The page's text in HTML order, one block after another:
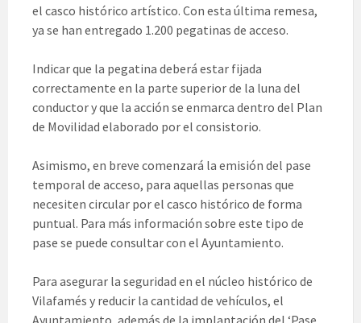
el casco histórico artístico. Con esta última remesa,
ya se han entregado 1.200 pegatinas de acceso.
Indicar que la pegatina deberá estar fijada
correctamente en la parte superior de la luna del
conductor y que la acción se enmarca dentro del Plan
de Movilidad elaborado por el consistorio.
Asimismo, en breve comenzará la emisión del pase
temporal de acceso, para aquellas personas que
necesiten circular por el casco histórico de forma
puntual. Para más información sobre este tipo de
pase se puede consultar con el Ayuntamiento.
Para asegurar la seguridad en el núcleo histórico de
Vilafamés y reducir la cantidad de vehículos, el
Ayuntamiento, además de la implantación del ‘Pase